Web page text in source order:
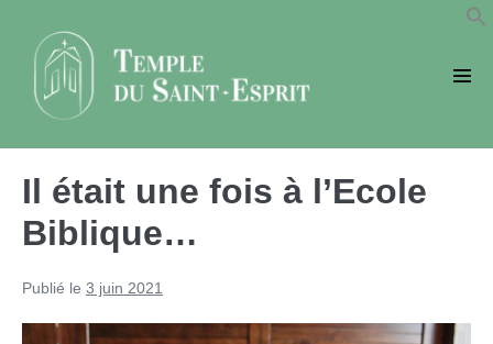
contenu
Il était une fois à l’Ecole
Biblique…
Publié le 3 juin 2021